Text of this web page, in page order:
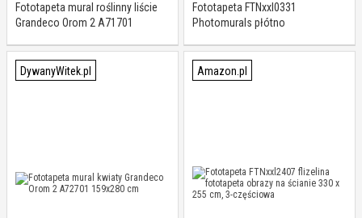
Fototapeta mural roślinny liście
Grandeco Orom 2 A71701
Fototapeta FTNxxl0331
Photomurals płótno
DywanyWitek.pl Amazon.pl